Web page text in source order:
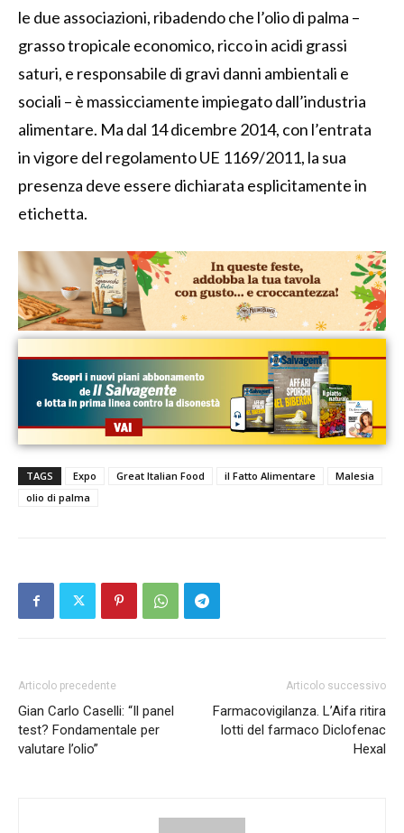
le due associazioni, ribadendo che l’olio di palma –
grasso tropicale economico, ricco in acidi grassi
saturi, e responsabile di gravi danni ambientali e
sociali – è massicciamente impiegato dall’industria
alimentare. Ma dal 14 dicembre 2014, con l’entrata
in vigore del regolamento UE 1169/2011, la sua
presenza deve essere dichiarata esplicitamente in
etichetta.
TAGS Expo Great Italian Food il Fatto Alimentare
Malesia
olio di palma
Articolo precedente
Gian Carlo Caselli: “Il panel
test? Fondamentale per
valutare l’olio”
Articolo successivo
Farmacovigilanza. L’Aifa ritira
lotti del farmaco Diclofenac
Hexal